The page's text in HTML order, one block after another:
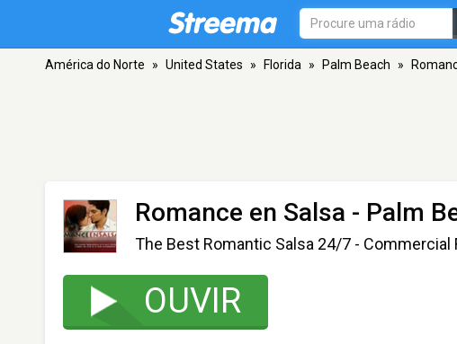
América do Norte » United States » Florida » Palm Beach »
Romance en Salsa - Palm
The Best Romantic Salsa 24/7 - Commercial
OUVIR